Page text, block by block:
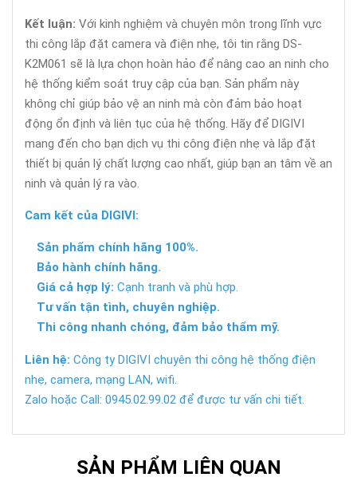
Kết luận: Với kinh nghiệm và chuyên môn trong lĩnh vực
thi công lắp đặt camera và điện nhẹ, tôi tin rằng DS-
K2M061 sẽ là lựa chọn hoàn hảo để nâng cao an ninh cho
hệ thống kiểm soát truy cập của bạn. Sản phẩm này
không chỉ giúp bảo vệ an ninh mà còn đảm bảo hoạt
động ổn định và liên tục của hệ thống. Hãy để DIGIVI
mang đến cho bạn dịch vụ thi công điện nhẹ và lắp đặt
thiết bị quản lý chất lượng cao nhất, giúp bạn an tâm về an
ninh và quản lý ra vào.
Cam kết của DIGIVI:
Sản phẩm chính hãng 100%.
Bảo hành chính hãng.
Giá cả hợp lý: Cạnh tranh và phù hợp.
Tư vấn tận tình, chuyên nghiệp.
Thi công nhanh chóng, đảm bảo thẩm mỹ.
Liên hệ: Công ty DIGIVI chuyên thi công hệ thống điện
nhẹ, camera, mạng LAN, wifi.
Zalo hoặc Call: 0945.02.99.02 để được tư vấn chi tiết.
SẢN PHẨM LIÊN QUAN